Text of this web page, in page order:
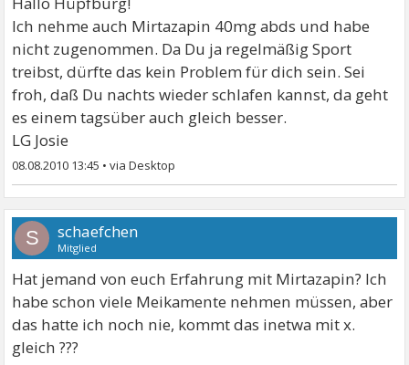
Ich nehme auch Mirtazapin 40mg abds und habe
nicht zugenommen. Da Du ja regelmäßig Sport
treibst, dürfte das kein Problem für dich sein. Sei
froh, daß Du nachts wieder schlafen kannst, da geht
es einem tagsüber auch gleich besser.
LG Josie
08.08.2010 13:45 •
S schaefchen
Mitglied
Hat jemand von euch Erfahrung mit Mirtazapin? Ich
habe schon viele Meikamente nehmen müssen, aber
das hatte ich noch nie, kommt das inetwa mit x.
gleich ???